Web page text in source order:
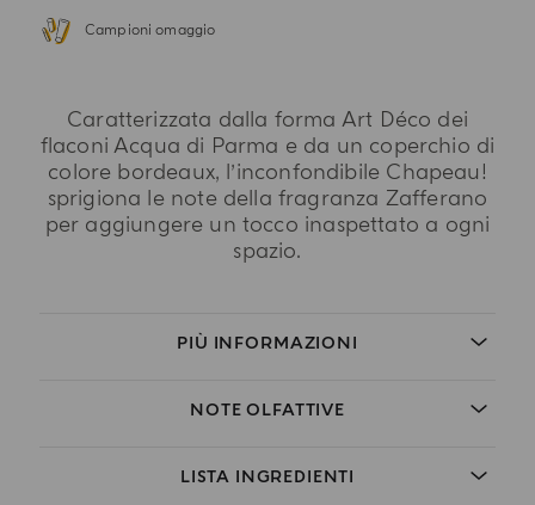
Campioni omaggio
Caratterizzata dalla forma Art Déco dei
flaconi Acqua di Parma e da un coperchio di
colore bordeaux, l’inconfondibile Chapeau!
sprigiona le note della fragranza Zafferano
per aggiungere un tocco inaspettato a ogni
spazio.
PIÙ INFORMAZIONI
NOTE OLFATTIVE
LISTA INGREDIENTI